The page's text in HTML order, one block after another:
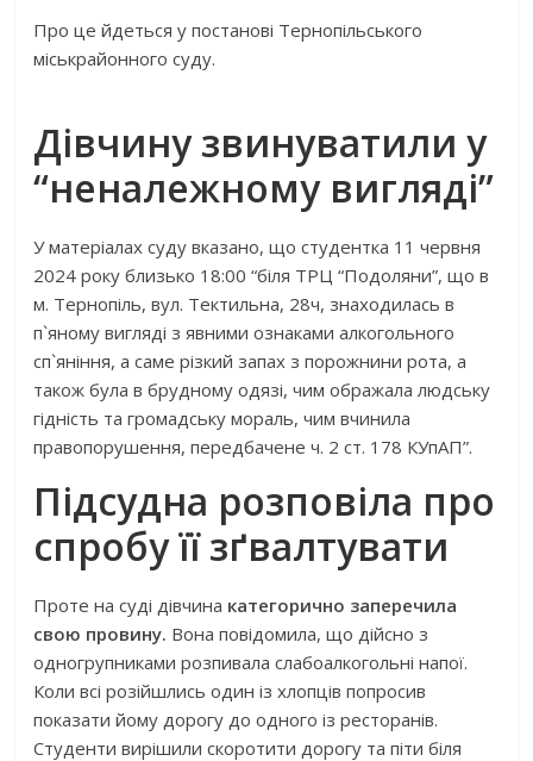
Про це йдеться у постанові Тернопільського
міськрайонного суду.
Дівчину звинуватили у
“неналежному вигляді”
У матеріалах суду вказано, що студентка 11 червня
2024 року близько 18:00 “біля ТРЦ “Подоляни”, що в
м. Тернопіль, вул. Тектильна, 28ч, знаходилась в
п`яному вигляді з явними ознаками алкогольного
сп`яніння, а саме різкий запах з порожнини рота, а
також була в брудному одязі, чим ображала людську
гідність та громадську мораль, чим вчинила
правопорушення, передбачене ч. 2 ст. 178 КУпАП”.
Підсудна розповіла про
спробу її зґвалтувати
Проте на суді дівчина категорично заперечила
свою провину. Вона повідомила, що дійсно з
одногрупниками розпивала слабоалкогольні напої.
Коли всі розійшлись один із хлопців попросив
показати йому дорогу до одного із ресторанів.
Студенти вирішили скоротити дорогу та піти біля